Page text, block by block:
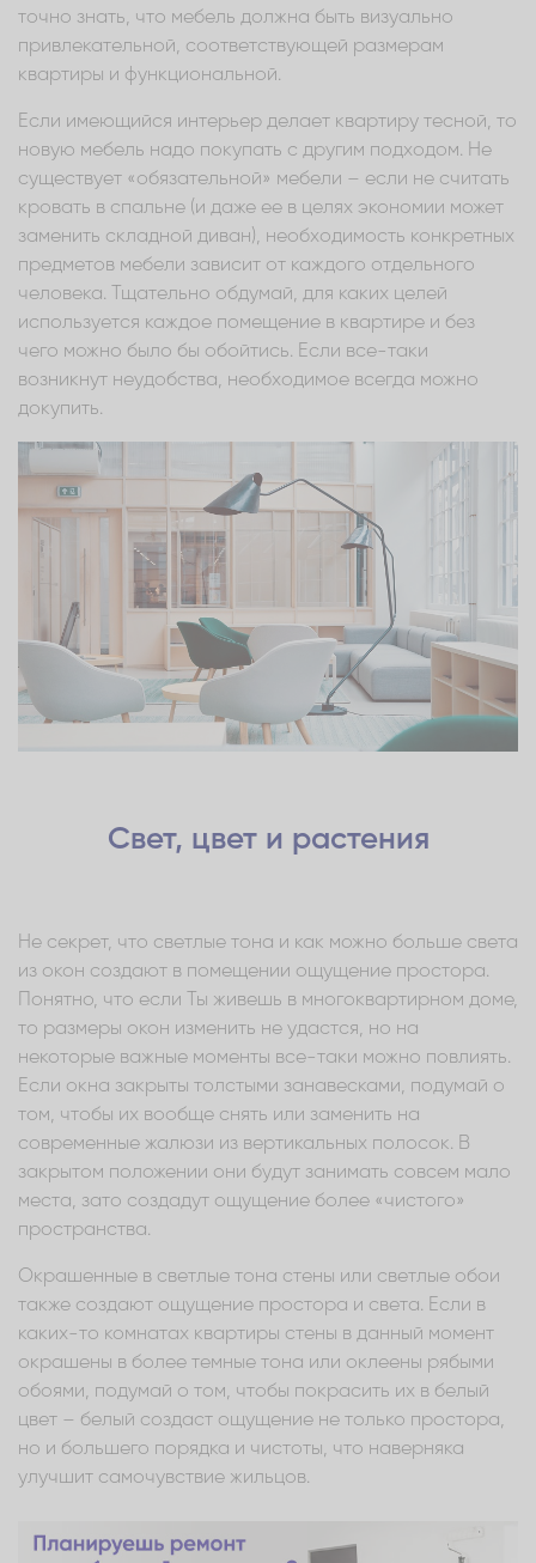
точно знать, что мебель должна быть визуально
привлекательной, соответствующей размерам
квартиры и функциональной.
Если имеющийся интерьер делает квартиру тесной, то
новую мебель надо покупать с другим подходом. Не
существует «обязательной» мебели – если не считать
кровать в спальне (и даже ее в целях экономии может
заменить складной диван), необходимость конкретных
предметов мебели зависит от каждого отдельного
человека. Тщательно обдумай, для каких целей
используется каждое помещение в квартире и без
чего можно было бы обойтись. Если все-таки
возникнут неудобства, необходимое всегда можно
докупить.
Свет, цвет и растения
Не секрет, что светлые тона и как можно больше света
из окон создают в помещении ощущение простора.
Понятно, что если Ты живешь в многоквартирном доме,
то размеры окон изменить не удастся, но на
некоторые важные моменты все-таки можно повлиять.
Если окна закрыты толстыми занавесками, подумай о
том, чтобы их вообще снять или заменить на
современные жалюзи из вертикальных полосок. В
закрытом положении они будут занимать совсем мало
места, зато создадут ощущение более «чистого»
пространства.
Окрашенные в светлые тона стены или светлые обои
также создают ощущение простора и света. Если в
каких-то комнатах квартиры стены в данный момент
окрашены в более темные тона или оклеены рябыми
обоями, подумай о том, чтобы покрасить их в белый
цвет – белый создаст ощущение не только простора,
но и большего порядка и чистоты, что наверняка
улучшит самочувствие жильцов.